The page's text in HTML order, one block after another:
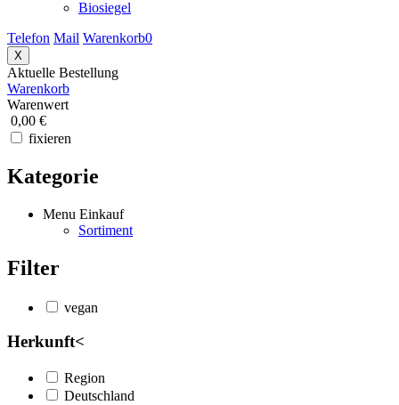
Biosiegel
Telefon Mail Warenkorb0
X
Aktuelle Bestellung
Warenkorb
Warenwert
0,00 €
fixieren
Kategorie
Menu Einkauf
Sortiment
Filter
vegan
Herkunft<
Region
Deutschland